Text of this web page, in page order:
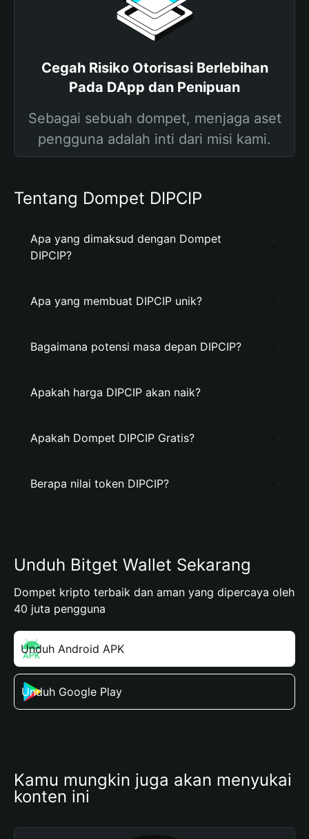
Cegah Risiko Otorisasi Berlebihan
Pada DApp dan Penipuan
Sebagai sebuah dompet, menjaga aset
pengguna adalah inti dari misi kami.
Tentang Dompet DIPCIP
Apa yang dimaksud dengan Dompet
DIPCIP?
Apa yang membuat DIPCIP unik?
Bagaimana potensi masa depan DIPCIP?
Apakah harga DIPCIP akan naik?
Apakah Dompet DIPCIP Gratis?
Berapa nilai token DIPCIP?
Unduh Bitget Wallet Sekarang
Dompet kripto terbaik dan aman yang dipercaya oleh
40 juta pengguna
Unduh Android APK
Unduh Google Play
Kamu mungkin juga akan menyukai
konten ini